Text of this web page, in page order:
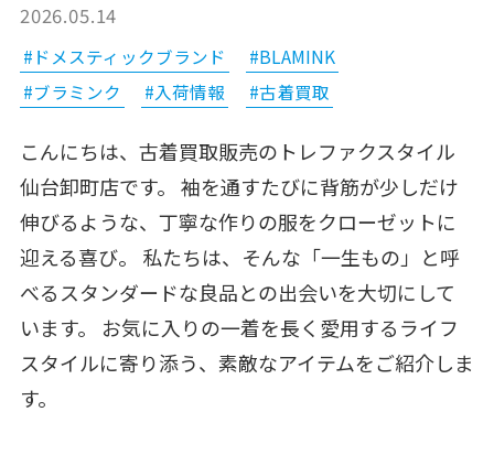
2026.05.14
#ドメスティックブランド
#BLAMINK
#ブラミンク
#入荷情報 #古着買取
こんにちは、古着買取販売のトレファクスタイル
仙台卸町店です。 袖を通すたびに背筋が少しだけ
伸びるような、丁寧な作りの服をクローゼットに
迎える喜び。 私たちは、そんな「一生もの」と呼
べるスタンダードな良品との出会いを大切にして
います。 お気に入りの一着を長く愛用するライフ
スタイルに寄り添う、素敵なアイテムをご紹介しま
す。